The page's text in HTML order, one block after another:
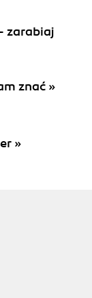
zarabiaj
znać »
»